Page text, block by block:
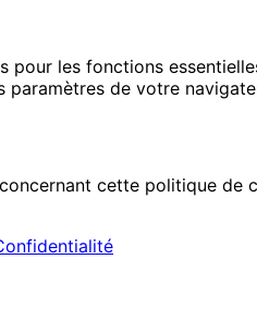
pour les fonctions
paramètres de votre
cette politique de